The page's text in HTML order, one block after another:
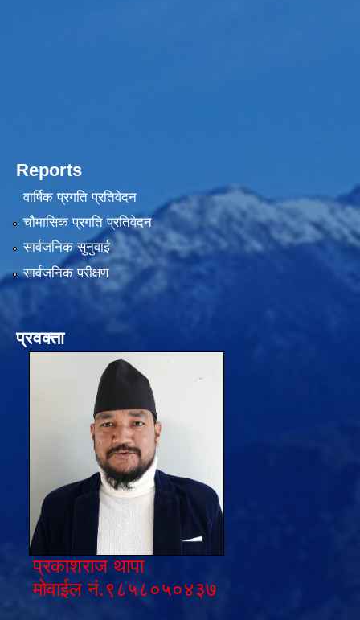
Reports
वार्षिक प्रगति प्रतिवेदन
चौमासिक प्रगति प्रतिवेदन
सार्वजनिक सुनुवाई
सार्वजनिक परीक्षण
प्रवक्ता
प्रकाशराज थापा
मोवाईल नं.९८५८०५०४३७